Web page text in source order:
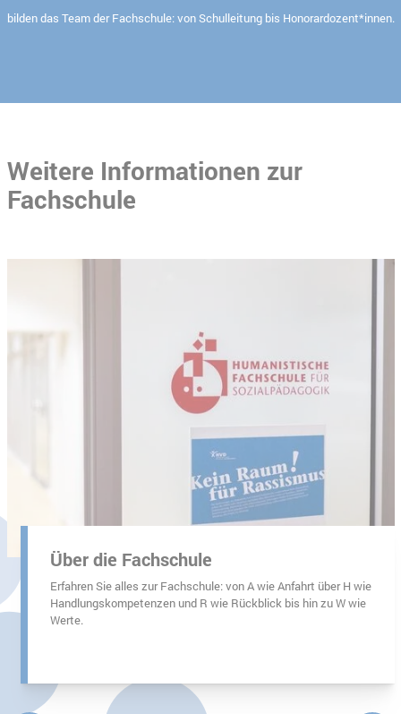
bilden das Team der Fachschule: von Schulleitung bis Honorardozent*innen.
Weitere Informationen zur
Fachschule
Über die Fachschule
Erfahren Sie alles zur Fachschule: von A wie Anfahrt über H wie
Handlungskompetenzen und R wie Rückblick bis hin zu W wie
Werte.